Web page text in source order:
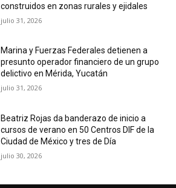
construidos en zonas rurales y ejidales
julio 31, 2026
Marina y Fuerzas Federales detienen a
presunto operador financiero de un grupo
delictivo en Mérida, Yucatán
julio 31, 2026
Beatriz Rojas da banderazo de inicio a
cursos de verano en 50 Centros DIF de la
Ciudad de México y tres de Día
julio 30, 2026